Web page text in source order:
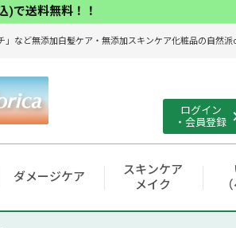
)で送料無料！！
」など無添加白髪ケア・無添加スキンケア化粧品の自然派
ログイン
・会員登録
ダメージケア
スキンケア
メイク